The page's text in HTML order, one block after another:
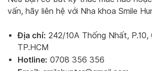
vấn, hãy liên hệ với Nha khoa Smile
Địa chỉ: 242/10A Thống Nhất, P.10,
TP.HCM
Hotline: 0708 356 356